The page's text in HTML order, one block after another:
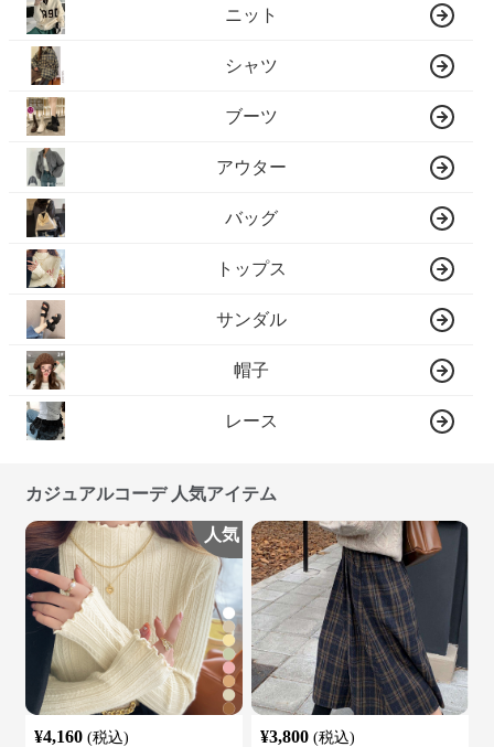
ニット
シャツ
ブーツ
アウター
バッグ
トップス
サンダル
帽子
レース
カジュアルコーデ 人気アイテム
人気
¥4,160 (税込) ¥3,800 (税込)